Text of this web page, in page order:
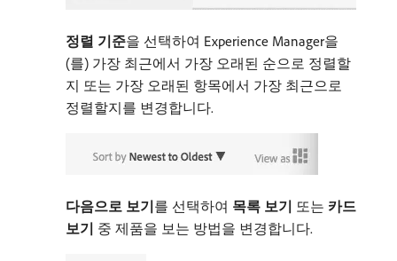
정렬 기준​을 선택하여 Experience Manager을
(를) 가장 최근에서 가장 오래된 순으로 정렬할
지 또는 가장 오래된 항목에서 가장 최근으로
정렬할지를 변경합니다.
다음으로 보기​를 선택하여 목록 보기 또는 카드
보기 중 제품을 보는 방법을 변경합니다.